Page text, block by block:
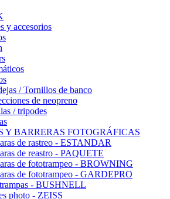
y accesorios
/ Tornillos de banco
de neopreno
/ tripodes
Y BARRERAS FOTOGRÁFICAS
de rastreo - ESTANDAR
de reastro - PAQUETE
de fototrampeo - BROWNING
de fototrampeo - GARDEPRO
- BUSHNELL
photo - ZEISS